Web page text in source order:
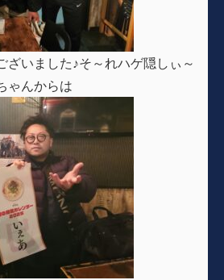
ざいました♪そ～れハゲ隠しぃ～
ゃんからは